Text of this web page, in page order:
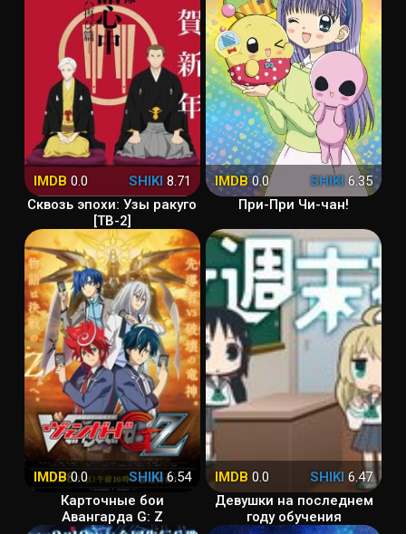
IMDB 0.0 SHIKI8.71
Сквозь эпохи: Узы ракуго
[ТВ-2]
IMDB0.0 SHIKI 6.35
При-При Чи-чан!
IMDB0.0 SHIKI6.54
Карточные бои
Авангарда G: Z
IMDB 0.0 SHIKI 6.47
Девушки на последнем
году обучения